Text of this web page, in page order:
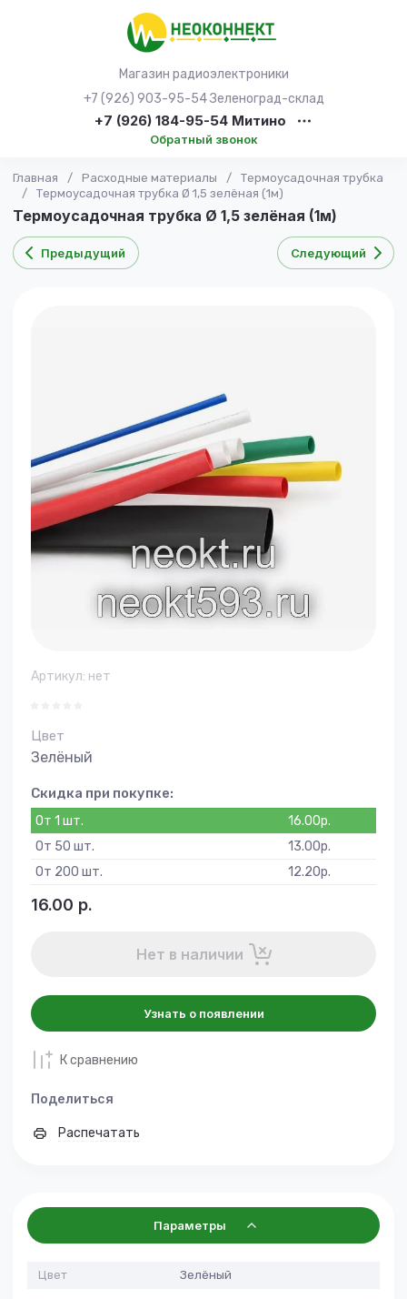
Магазин радиоэлектроники
+7 (926) 903-95-54 Зеленоград-склад
+7 (926) 184-95-54 Митино
Обратный звонок
Главная / Расходные материалы /
Термоусадочная трубка
/
Термоусадочная трубка Ø 1,5 зелёная (1м)
Термоусадочная трубка Ø 1,5 зелёная (1м)
Предыдущий Следующий
Артикул: нет
Цвет
Зелёный
Скидка при покупке:
От 1 шт. 16.00р.
От 50 шт.
13.00р.
От 200 шт.
12.20р.
16.00 р.
Нет в наличии
Узнать о появлении
К сравнению
Поделиться
Распечатать
Параметры
Цвет Зелёный